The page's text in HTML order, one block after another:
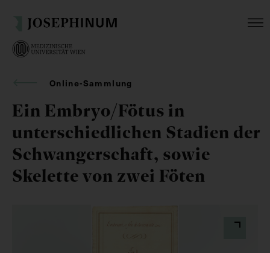
Online-Sammlung
Ein Embryo/Fötus in
unterschiedlichen Stadien der
Schwangerschaft, sowie
Skelette von zwei Föten